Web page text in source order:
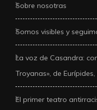
Sobre nosotras
Somos visibles y
La voz de Casandra:
Troyanas», de
El primer teatro